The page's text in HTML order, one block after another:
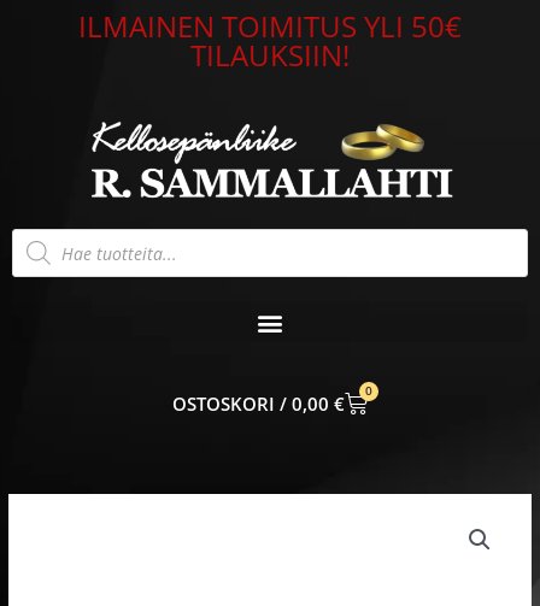
ILMAINEN TOIMITUS YLI 50€
TILAUKSIIN!
Products
search
0,00 €
0
CART